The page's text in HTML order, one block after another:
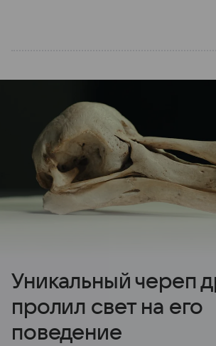
Уникальный череп
пролил свет на его
поведение